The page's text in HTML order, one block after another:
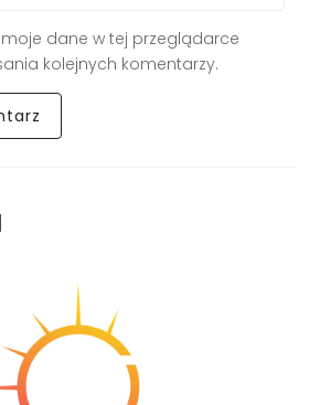
dane w tej przeglądarce
kolejnych komentarzy.